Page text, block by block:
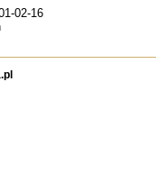
02-16